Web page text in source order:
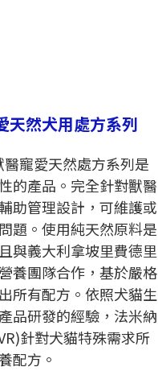
天然犬用處方系列
寵愛天然處方系列是
的產品。完全針對獸醫
助管理設計，可維護或
題。使用純天然原料是
與義大利拿坡里費德里
養團隊合作，基於嚴格
所有配方。依照犬貓生
品研發的經驗，法米納
針對犬貓特殊需求所
配方。